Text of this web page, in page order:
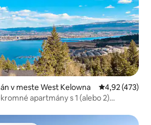
v meste West Kelowna Priemerné
4,92 (473)
apartmány s 1 (alebo 2)